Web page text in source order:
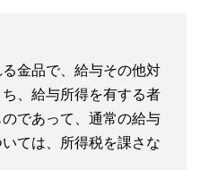
金品で、給与その他対
、給与所得を有する者
であって、通常の給与
ては、所得税を課さな